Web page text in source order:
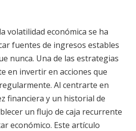
volatilidad económica se ha
fuentes de ingresos estables
nunca. Una de las estrategias
en invertir en acciones que
Al centrarte en
financiera y un historial de
un flujo de caja recurrente
económico. Este artículo